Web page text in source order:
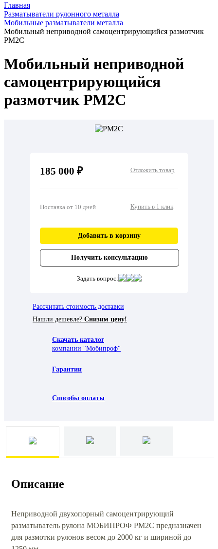
Главная
Разматыватели рулонного металла
Мобильные разматыватели металла
Мобильный неприводной самоцентрирующийся размотчик
РМ2С
Мобильный неприводной
самоцентрирующийся
размотчик РМ2С
185 000 ₽ Отложить товар
Поставка от 10 дней Купить в 1 клик
Добавить в корзину
Получить консультацию
Задать вопрос:
Рассчитать стоимость доставки
Нашли дешевле? Снизим цену!
Скачать каталог
компании "Мобипроф"
Гарантии
Способы оплаты
Описание
Неприводной двухопорный самоцентрирующий
разматыватель рулона МОБИПРОФ РМ2С предназначен
для размотки рулонов весом до 2000 кг и шириной до